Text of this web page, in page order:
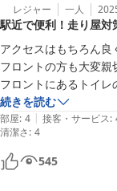
女性お一人でのご利
安心・快適な環境づ
周辺商業施設へのア
ーマートなどもご満
スタッフへの温かい
コンサートの際に数
も利用したい」との
きな喜びでございま
レジャー 一人
駅近で便利！走り屋対
アクセスはもちろん良
フロントの方も大変親
フロントにあるトイレ
丈夫でした。
4階と低層だったせい
凄い音。こういう都会
眠妨害されて悔しいで
お部屋はシングルでし
続きを読む
部屋: 4 | 接客・サービス:
清潔さ: 4
545